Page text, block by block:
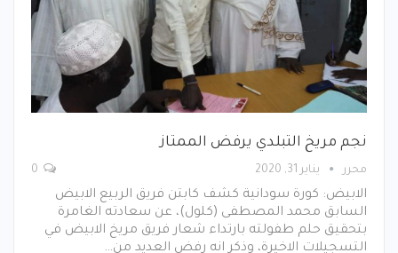
نجم مريخ التبلدي يرفض الممتاز
محرر يناير 31, 2020
الابيض: كورة سودانية كشف كابتن فريق الربيع الابيض
السابق محمد المصطفى (كلول)، عن سعادته الغامرة
بتحقيق حلم طفولته بارتداء شعار فريق مريخ الابيض في
التسجيلات الاخيرة، وذكر انه رفض العديد من…